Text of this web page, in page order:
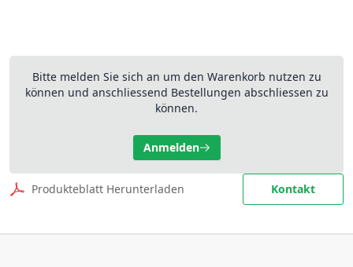
Bitte melden Sie sich an um den Warenkorb nutzen zu
können und anschliessend Bestellungen abschliessen zu
können.
Anmelden
Produkteblatt Herunterladen Kontakt